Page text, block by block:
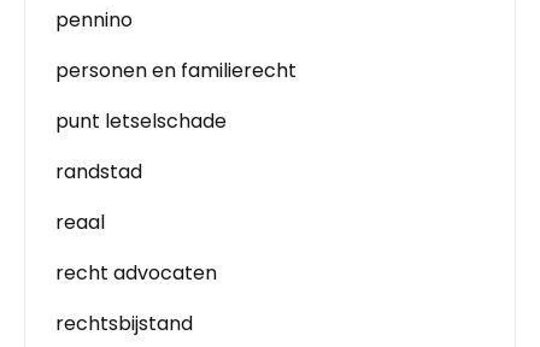
pennino
personen en familierecht
punt letselschade
randstad
reaal
recht advocaten
rechtsbijstand